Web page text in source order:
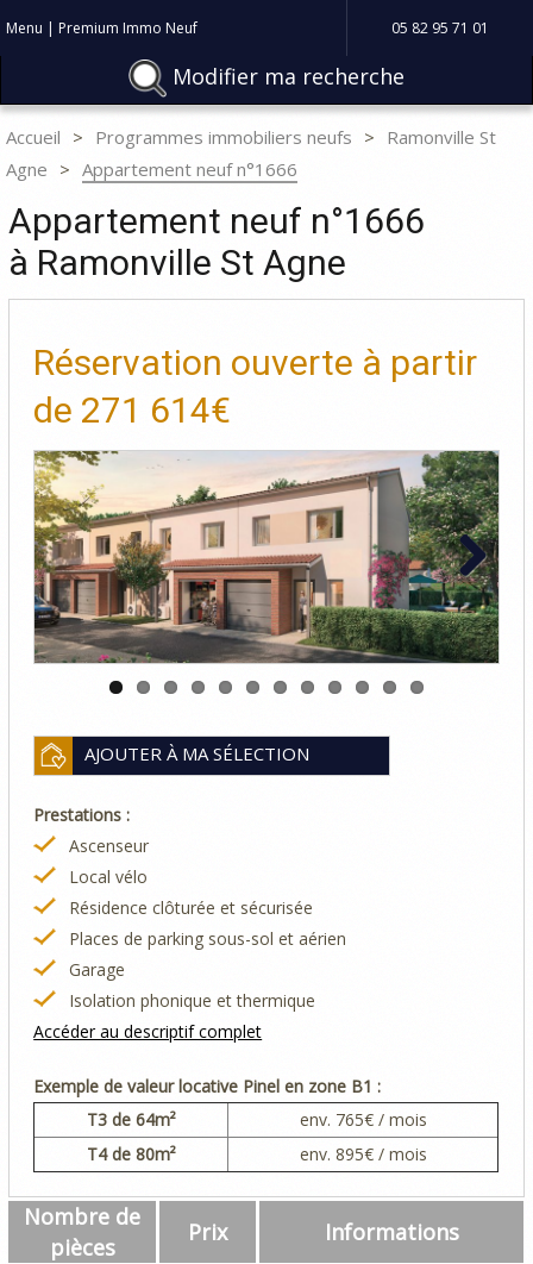
Menu | Premium Immo Neuf 05 82 95 71 01
Modifier ma recherche
Accueil Programmes immobiliers neufs
Ramonville St
Agne
Appartement neuf n°1666
Appartement neuf n°1666
à Ramonville St Agne
Réservation ouverte à partir
de 271 614€
Previous Next
AJOUTER À MA SÉLECTION
Prestations :
Ascenseur
Local vélo
Résidence clôturée et sécurisée
Places de parking sous-sol et aérien
Garage
Isolation phonique et thermique
Accéder au descriptif complet
Exemple de valeur locative Pinel en zone B1 :
T3 de 64m² env. 765€ / mois
T4de 80m² env. 895€ / mois
Nombre de
pièces
Prix Informations